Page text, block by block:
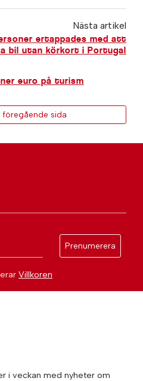
Nästa artikel
ertappades med att
bil utan körkort i Portugal
euro på turism
sida
Prenumerera
Villkoren
i veckan med nyheter om